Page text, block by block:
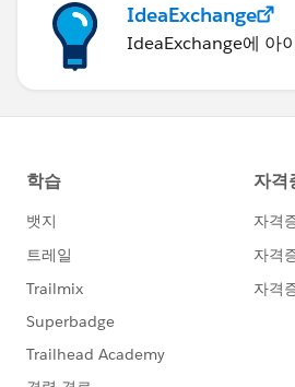
IdeaExchange
IdeaExchange에 아